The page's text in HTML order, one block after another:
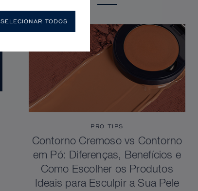
PRO TIPS
Contorno Cremoso vs Contorno
em Pó: Diferenças, Benefícios e
Como Escolher os Produtos
Ideais para Esculpir a Sua Pele
SELECIONAR TODOS